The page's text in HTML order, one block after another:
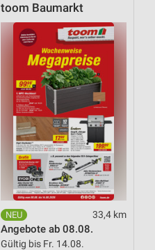
toom Baumarkt
33,4 km
Angebote ab 08.08.
Gültig bis Fr. 14.08.